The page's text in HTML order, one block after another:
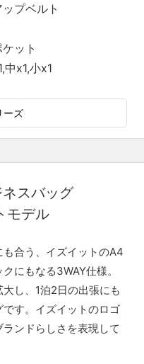
プベルト
ット
中x1,小x1
ーズ
スバッグ
モデル
合う、イズイットのA4
にもなる3WAY仕様。
し、1泊2日の出張にも
す。イズイットのロゴ
ンドらしさを表現して